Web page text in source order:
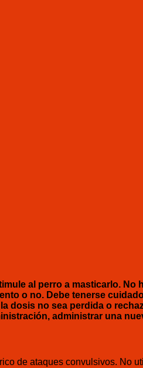
al perro a masticarlo. No
o no. Debe tenerse
dosis no sea perdida o
administrar una
de ataques convulsivos. No